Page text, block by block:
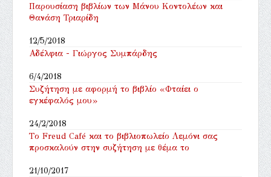
Παρουσίαση βιβλίων των Μάνου Κοντολέων και
Θανάση Τριαρίδη
12/5/2018
Αδέλφια - Γιώργος Συμπάρδης
6/4/2018
Συζήτηση με αφορμή το βιβλίο «Φταίει ο
εγκέφαλός μου»
24/2/2018
Tο Freud Café και το βιβλιοπωλείο Λεμόνι σας
προσκαλούν στην συζήτηση με θέμα το
21/10/2017